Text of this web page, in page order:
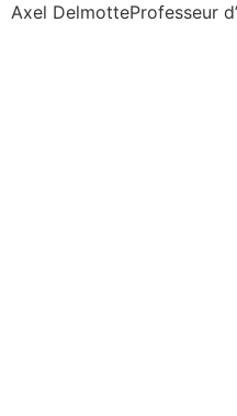
Axel DelmotteProfesseur